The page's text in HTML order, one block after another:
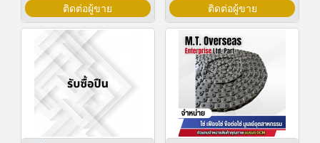
ติดต่อผู้ขาย ติดต่อผู้ขาย